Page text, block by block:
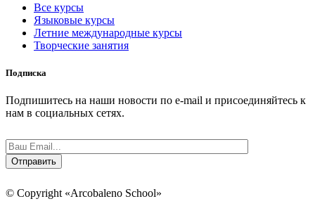
Все курсы
Языковые курсы
Летние международные курсы
Творческие занятия
Подписка
Подпишитесь на наши новости по e-mail и присоединяйтесь к
нам в социальных сетях.
© Copyright «Arcobaleno School»